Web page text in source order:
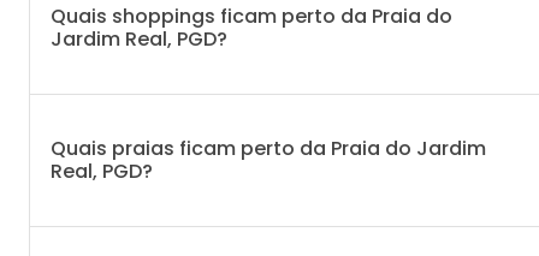
Quais shoppings ficam perto da Praia do
Jardim Real, PGD?
Quais praias ficam perto da Praia do Jardim
Real, PGD?